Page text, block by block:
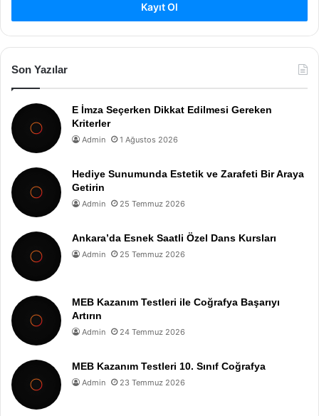
Kayıt Ol
Son Yazılar
E İmza Seçerken Dikkat Edilmesi Gereken
Kriterler
Admin 1 Ağustos 2026
Hediye Sunumunda Estetik ve Zarafeti Bir Araya
Getirin
Admin 25 Temmuz 2026
Ankara’da Esnek Saatli Özel Dans Kursları
Admin 25 Temmuz 2026
MEB Kazanım Testleri ile Coğrafya Başarıyı
Artırın
Admin 24 Temmuz 2026
MEB Kazanım Testleri 10. Sınıf Coğrafya
Admin 23 Temmuz 2026